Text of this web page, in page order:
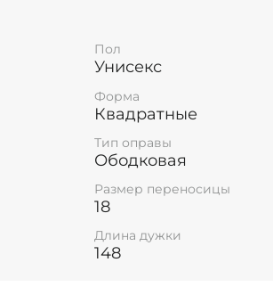
Пол
Унисекс
Форма
Квадратные
Тип оправы
Ободковая
Размер переносицы
18
Длина дужки
148